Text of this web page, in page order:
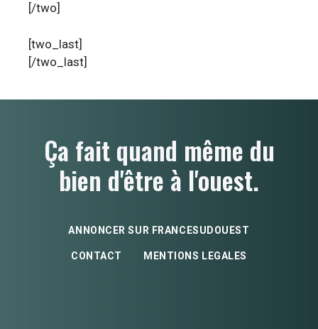
[/two]
[two_last]
[/two_last]
Ça fait quand même du
bien d'être à l'ouest.
ANNONCER SUR FRANCESUDOUEST
CONTACT MENTIONS LEGALES